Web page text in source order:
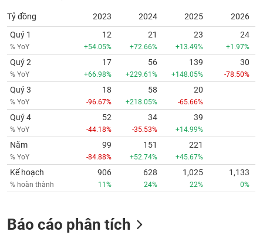
Tỷ đồng 2023 2024 2025
2026
Quý 1
% YoY
12
+54.05%
21
+72.66%
23
+13.49%
24
+1.97%
Quý 2
% YoY
17
+66.98%
56
+229.61%
139
+148.05%
30
-78.50%
Quý 3
% YoY
18
-96.67%
58
+218.05%
20
-65.66%
Quý 4
% YoY
52
-44.18%
34
-35.53%
39
+14.99%
Năm
% YoY
99
-84.88%
151
+52.74%
221
+45.67%
Kế hoạch
% hoàn thành
906
11%
628
24%
1,025
22%
1,133
0%
Báo cáo phân tích